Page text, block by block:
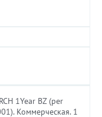
1Year BZ (per
Коммерческая. 1